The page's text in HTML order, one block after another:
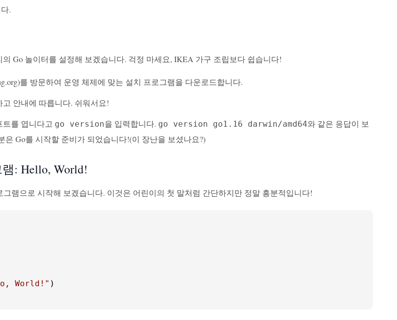
.
Go 놀이터를 설정해 보겠습니다. 걱정 마세요, IKEA 가구 조립보다 쉽습니다!
를 방문하여 운영 체제에 맞는 설치 프로그램을 다운로드합니다.
안내에 따릅니다. 쉬워서요!
를 엽니다고 go version을 입력합니다. go version go1.16 darwin/amd64와 같은 응답이 보
은 Go를 시작할 준비가 되었습니다!(이 장난을 보셨나요?)
: Hello, World!
그램으로 시작해 보겠습니다. 이것은 어린이의 첫 말처럼 간단하지만 정말 흥분적입니다!
World!" )